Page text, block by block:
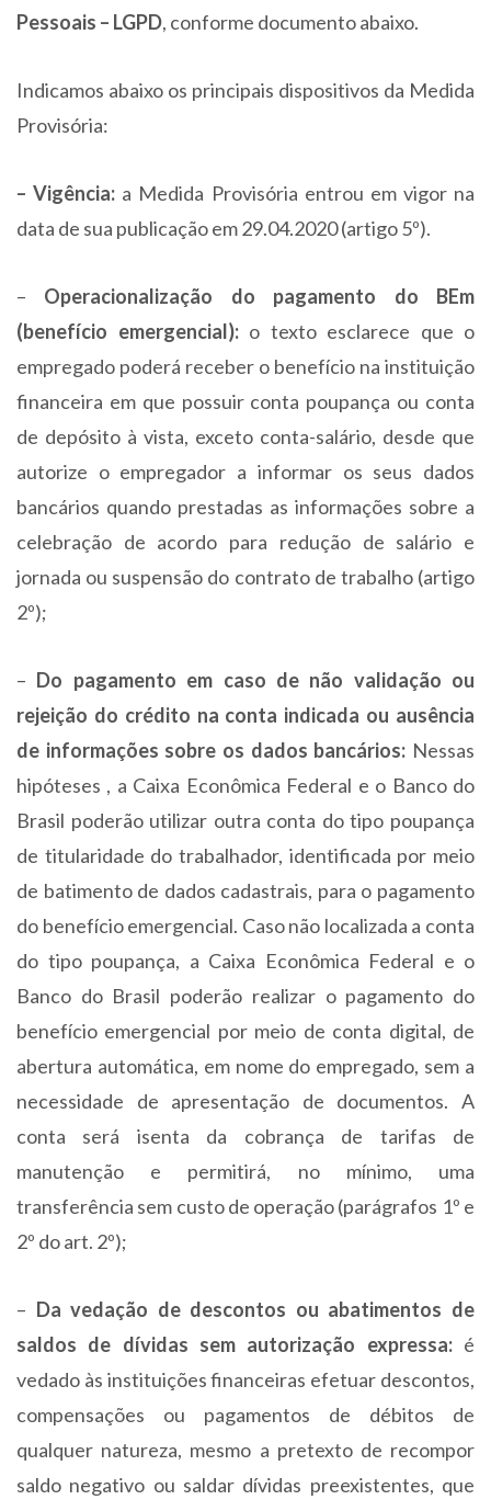
Pessoais – LGPD, conforme documento abaixo.
Indicamos abaixo os principais dispositivos da Medida
Provisória:
– Vigência: a Medida Provisória entrou em vigor na
data de sua publicação em 29.04.2020 (artigo 5º).
– Operacionalização do pagamento do BEm
(benefício emergencial):o texto esclarece que o
empregado poderá receber o benefício na instituição
financeira em que possuir conta poupança ou conta
de depósito à vista, exceto conta-salário, desde que
autorize o empregador a informar os seus dados
bancários quando prestadas as informações sobre a
celebração de acordo para redução de salário e
jornada ou suspensão do contrato de trabalho (artigo
2º);
– Do pagamento em caso de não validação ou
rejeição do crédito na conta indicada ou ausência
de informações sobre os dados bancários: Nessas
hipóteses , a Caixa Econômica Federal e o Banco do
Brasil poderão utilizar outra conta do tipo poupança
de titularidade do trabalhador, identificada por meio
de batimento de dados cadastrais, para o pagamento
do benefício emergencial. Caso não localizada a conta
do tipo poupança, a Caixa Econômica Federal e o
Banco do Brasil poderão realizar o pagamento do
benefício emergencial por meio de conta digital, de
abertura automática, em nome do empregado, sem a
necessidade de apresentação de documentos. A
conta será isenta da cobrança de tarifas de
manutenção e permitirá, no mínimo, uma
transferência sem custo de operação (parágrafos 1º e
2º do art. 2º);
– Da vedação de descontos ou abatimentos de
saldos de dívidas sem autorização expressa:é
vedado às instituições financeiras efetuar descontos,
compensações ou pagamentos de débitos de
qualquer natureza, mesmo a pretexto de recompor
saldo negativo ou saldar dívidas preexistentes, que